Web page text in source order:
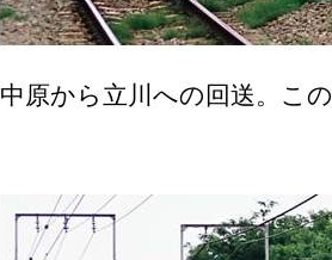
中原から立川への回送。こ